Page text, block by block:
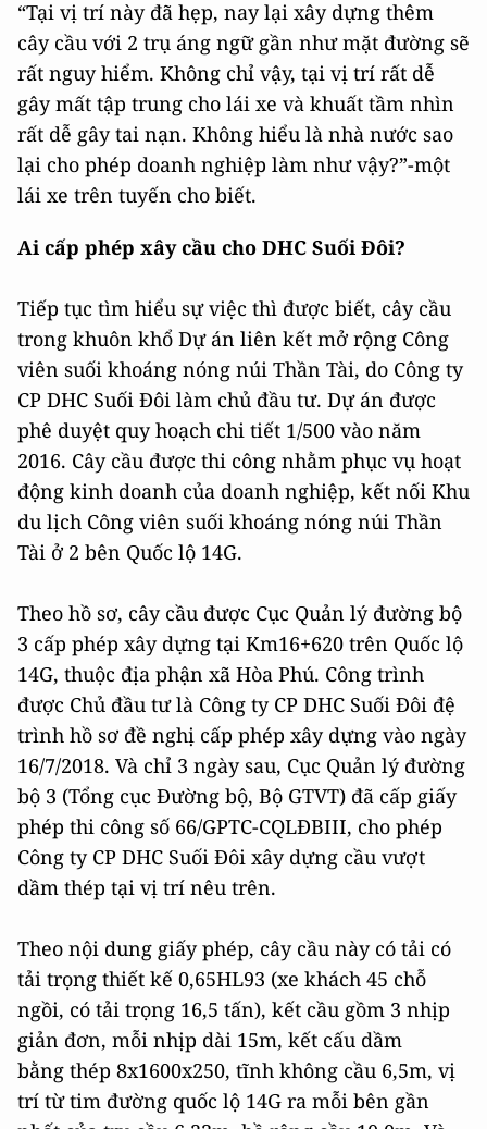
“Tại vị trí này đã hẹp, nay lại xây dựng thêm
cây cầu với 2 trụ áng ngữ gần như mặt đường sẽ
rất nguy hiểm. Không chỉ vậy, tại vị trí rất dễ
gây mất tập trung cho lái xe và khuất tầm nhìn
rất dễ gây tai nạn. Không hiểu là nhà nước sao
lại cho phép doanh nghiệp làm như vậy?”-một
lái xe trên tuyến cho biết.
Ai cấp phép xây cầu cho DHC Suối Đôi?
Tiếp tục tìm hiểu sự việc thì được biết, cây cầu
trong khuôn khổ Dự án liên kết mở rộng Công
viên suối khoáng nóng núi Thần Tài, do Công ty
CP DHC Suối Đôi làm chủ đầu tư. Dự án được
phê duyệt quy hoạch chi tiết 1/500 vào năm
2016. Cây cầu được thi công nhằm phục vụ hoạt
động kinh doanh của doanh nghiệp, kết nối Khu
du lịch Công viên suối khoáng nóng núi Thần
Tài ở 2 bên Quốc lộ 14G.
Theo hồ sơ, cây cầu được Cục Quản lý đường bộ
3 cấp phép xây dựng tại Km16+620 trên Quốc lộ
14G, thuộc địa phận xã Hòa Phú. Công trình
được Chủ đầu tư là Công ty CP DHC Suối Đôi đệ
trình hồ sơ đề nghị cấp phép xây dựng vào ngày
16/7/2018. Và chỉ 3 ngày sau, Cục Quản lý đường
bộ 3 (Tổng cục Đường bộ, Bộ GTVT) đã cấp giấy
phép thi công số 66/GPTC-CQLĐBIII, cho phép
Công ty CP DHC Suối Đôi xây dựng cầu vượt
dầm thép tại vị trí nêu trên.
Theo nội dung giấy phép, cây cầu này có tải có
tải trọng thiết kế 0,65HL93 (xe khách 45 chỗ
ngồi, có tải trọng 16,5 tấn), kết cầu gồm 3 nhịp
giản đơn, mỗi nhịp dài 15m, kết cấu dầm
bằng thép 8x1600x250, tĩnh không cầu 6,5m, vị
trí từ tim đường quốc lộ 14G ra mỗi bên gần